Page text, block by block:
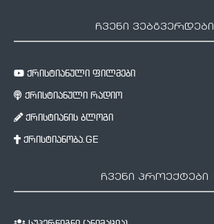
ჩვენი ვებგვერდები
ქრისტიანული ფილმები
ქრისტიანული რადიო
ქრისტიანის ბლოგი
ქრისტიანობა.GE
ჩვენი პროექტები